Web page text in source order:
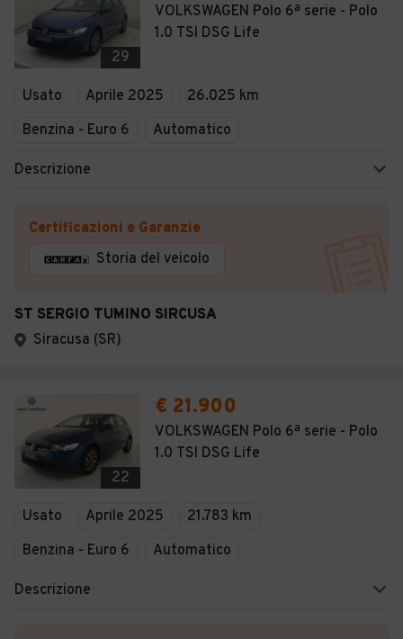
29
VOLKSWAGEN Polo 6ª serie - Polo
1.0 TSI DSG Life
Usato Aprile 2025
26.025 km
Benzina - Euro 6
Automatico
Descrizione
Certificazioni e Garanzie
Storia del veicolo
ST SERGIO TUMINO SIRCUSA
Siracusa (SR)
22
€ 21.900
VOLKSWAGEN Polo 6ª serie - Polo
1.0 TSI DSG Life
Usato Aprile 2025
21.783 km
Benzina - Euro 6
Automatico
Descrizione